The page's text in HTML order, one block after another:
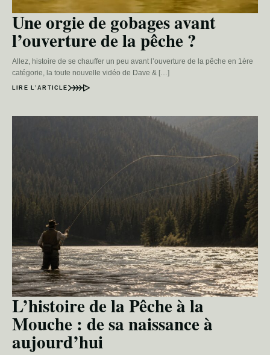
Une orgie de gobages avant
l’ouverture de la pêche ?
Allez, histoire de se chauffer un peu avant l’ouverture de la pêche en 1ère
catégorie, la toute nouvelle vidéo de Dave & […]
LIRE L’ARTICLE
L’histoire de la Pêche à la
Mouche : de sa naissance à
aujourd’hui